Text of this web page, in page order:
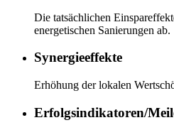
Die tatsächlichen
energetischen Sanierungen ab.
Synergieeffekte
Erhöhung der lokalen
Erfolgsindikatoren/